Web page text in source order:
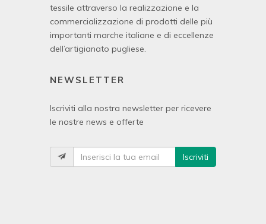
tessile attraverso la realizzazione e la
commercializzazione di prodotti delle più
importanti marche italiane e di eccellenze
dell’artigianato pugliese.
NEWSLETTER
Iscriviti alla nostra newsletter per ricevere
le nostre news e offerte
Iscriviti